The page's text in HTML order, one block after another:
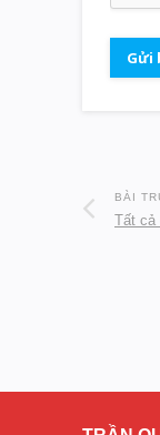
BÀI
Tất cả